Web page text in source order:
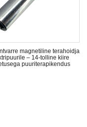
magnetiline terahoidja
– 14-tolline kiire
puuriterapikendus